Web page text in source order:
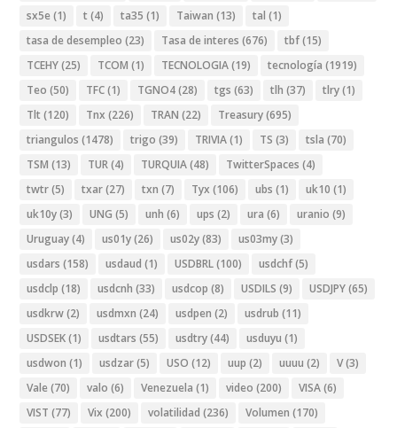
sx5e (1) t (4) ta35 (1) Taiwan (13) tal (1)
tasa de desempleo (23) Tasa de interes (676) tbf(15)
TCEHY(25) TCOM (1) TECNOLOGIA(19) tecnología (1919)
Teo (50) TFC(1) TGNO4(28) tgs (63) tlh (37) tlry(1)
Tlt (120) Tnx (226) TRAN (22) Treasury(695)
triangulos (1478) trigo (39) TRIVIA(1) TS (3) tsla (70)
TSM (13) TUR(4) TURQUIA(48) TwitterSpaces (4)
twtr(5) txar(27) txn (7) Tyx (106) ubs (1) uk10 (1)
uk10y(3) UNG (5) unh (6) ups (2) ura (6) uranio (9)
Uruguay(4) us01y(26) us02y(83) us03my(3)
usdars (158) usdaud (1) USDBRL(100) usdchf(5)
usdclp (18) usdcnh (33) usdcop (8) USDILS (9) USDJPY(65)
usdkrw(2) usdmxn (24) usdpen (2) usdrub (11)
USDSEK(1) usdtars (55) usdtry(44) usduyu (1)
usdwon (1) usdzar(5) USO (12) uup (2) uuuu (2) V(3)
Vale (70) valo (6) Venezuela (1) video (200) VISA(6)
VIST (77) Vix (200) volatilidad (236) Volumen (170)